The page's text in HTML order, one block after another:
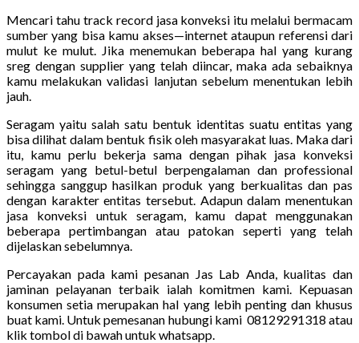
Mencari tahu track record jasa konveksi itu melalui bermacam
sumber yang bisa kamu akses—internet ataupun referensi dari
mulut ke mulut. Jika menemukan beberapa hal yang kurang
sreg dengan supplier yang telah diincar, maka ada sebaiknya
kamu melakukan validasi lanjutan sebelum menentukan lebih
jauh.
Seragam yaitu salah satu bentuk identitas suatu entitas yang
bisa dilihat dalam bentuk fisik oleh masyarakat luas. Maka dari
itu, kamu perlu bekerja sama dengan pihak jasa konveksi
seragam yang betul-betul berpengalaman dan professional
sehingga sanggup hasilkan produk yang berkualitas dan pas
dengan karakter entitas tersebut. Adapun dalam menentukan
jasa konveksi untuk seragam, kamu dapat menggunakan
beberapa pertimbangan atau patokan seperti yang telah
dijelaskan sebelumnya.
Percayakan pada kami pesanan Jas Lab Anda, kualitas dan
jaminan pelayanan terbaik ialah komitmen kami. Kepuasan
konsumen setia merupakan hal yang lebih penting dan khusus
buat kami. Untuk pemesanan hubungi kami 08129291318 atau
klik tombol di bawah untuk whatsapp.